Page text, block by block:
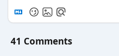
41 Comments